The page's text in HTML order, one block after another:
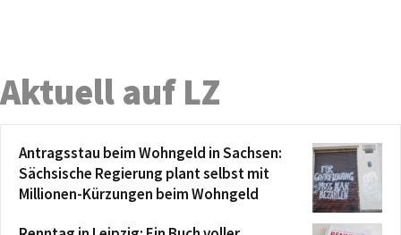
Aktuell auf LZ
Antragsstau beim Wohngeld in Sachsen:
Sächsische Regierung plant selbst mit
Millionen-Kürzungen beim Wohngeld